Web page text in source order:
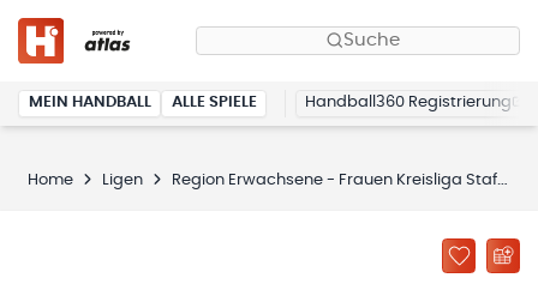
Suche
MEIN HANDBALL ALLE SPIELE Handball360 Registrierung
Home Ligen Region Erwachsene - Frauen Kreisliga Staffel C